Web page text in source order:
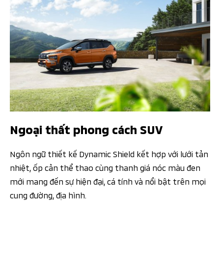
Ngoại thất phong cách SUV
Ngôn ngữ thiết kế Dynamic Shield kết hợp với lưới tản
nhiệt, ốp cản thể thao cùng thanh giá nóc màu đen
mới mang đến sự hiện đại, cá tính và nổi bật trên mọi
cung đường, địa hình.